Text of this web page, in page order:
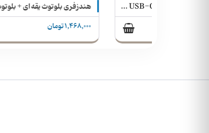
هندزفری بلوتوث یقه ای + بلوتوث ماشین + mp۳ player + رادیو Yixianglin مدل WZ-12
1,468,000 تومان